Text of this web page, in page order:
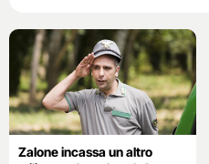
Zalone incassa un altro